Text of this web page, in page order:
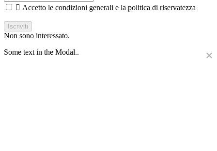
 Accetto le condizioni generali e la politica di riservatezza
Iscriviti
Non sono interessato.
×
Some text in the Modal..